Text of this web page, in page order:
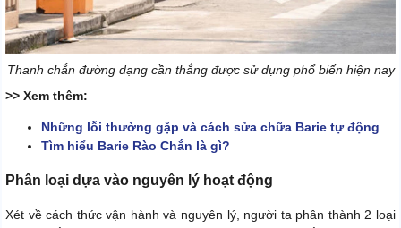
Thanh chắn đường dạng cần thẳng được sử dụng phổ biến hiện nay
>> Xem thêm:
Những lỗi thường gặp và cách sửa chữa Barie tự động
Tìm hiểu Barie Rào Chắn là gì?
Phân loại dựa vào nguyên lý hoạt động
Xét về cách thức vận hành và nguyên lý, người ta phân thành 2 loại